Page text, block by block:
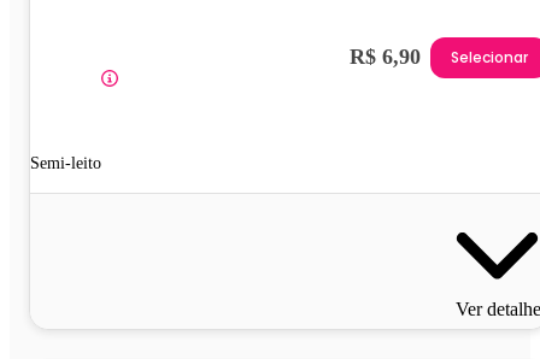
Semi-leito
R$ 6,90 Selecionar
Ver